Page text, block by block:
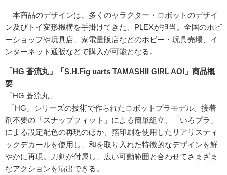
本商品のデザインは、多くのャラクター・ロボットのデザイ
ン及びトイ変形機構を手掛けてきた、PLEXが担当。全国のホビ
ーショップや玩具店、家電量販店などのホビー・玩具売場、イ
ンターネット通販などで購入が可能となる。
「HG 蒼流丸」「S.H.Fig uarts TAMASHII GIRL AOI」商品概
要
「HG 蒼流丸」
「HG」シリーズの技術で作られたロボットプラモデル。接着
剤不要の「スナップフィット」による簡単組立、「いろプラ」
による設定配色の再現のほか、箔印刷を使用したリアリスティ
ックデカールを使用し、和を取り入れた特徴的なデザインを鮮
やかに再現。刀剣が付属し、広い可動範囲と合わせてさまざま
なアクションを演出できる。